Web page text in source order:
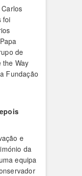
foi
de
the Way
Fundação
e
da
equipa